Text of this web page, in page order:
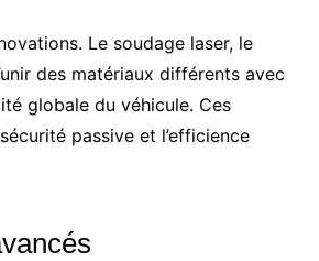
Le soudage laser, le
des matériaux différents avec
globale du véhicule. Ces
passive et l’efficience